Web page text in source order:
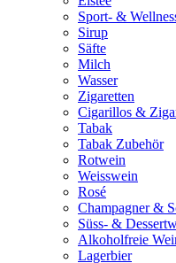
Sport- &
Sirup
Säfte
Milch
Wasser
Zigaretten
Cigarillos &
Tabak
Tabak Zubehör
Rotwein
Weisswein
Rosé
Champagner &
Süss- &
Alkoholfreie
Lagerbier